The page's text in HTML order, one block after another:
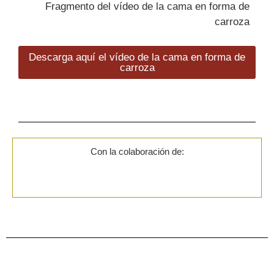
Fragmento del vídeo de la cama en forma de
carroza
Descarga aquí el vídeo de la cama en forma de
carroza
Con la colaboración de: